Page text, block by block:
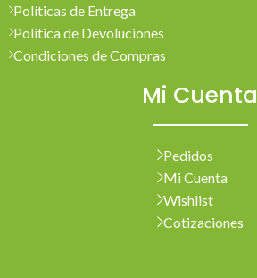
Políticas de Entrega
Política de Devoluciones
Condiciones de Compras
Mi Cuenta
Pedidos
Mi Cuenta
Wishlist
Cotizaciones